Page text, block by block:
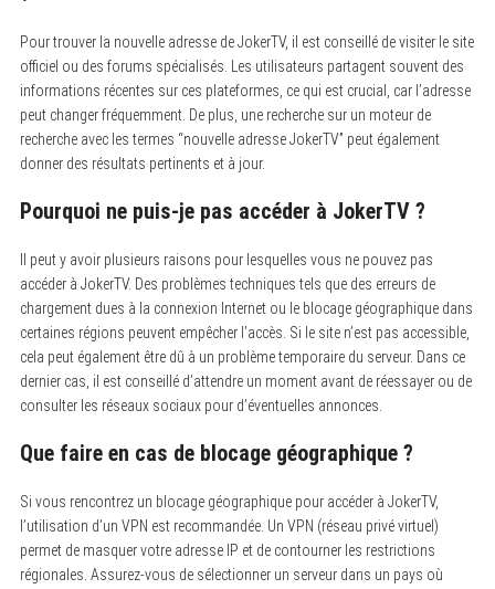
Pour trouver la nouvelle adresse de JokerTV, il est conseillé de visiter le site
officiel ou des forums spécialisés. Les utilisateurs partagent souvent des
informations récentes sur ces plateformes, ce qui est crucial, car l’adresse
peut changer fréquemment. De plus, une recherche sur un moteur de
recherche avec les termes “nouvelle adresse JokerTV” peut également
donner des résultats pertinents et à jour.
Pourquoi ne puis-je pas accéder à JokerTV ?
Il peut y avoir plusieurs raisons pour lesquelles vous ne pouvez pas
accéder à JokerTV. Des problèmes techniques tels que des erreurs de
chargement dues à la connexion Internet ou le blocage géographique dans
certaines régions peuvent empêcher l’accès. Si le site n’est pas accessible,
cela peut également être dû à un problème temporaire du serveur. Dans ce
dernier cas, il est conseillé d’attendre un moment avant de réessayer ou de
consulter les réseaux sociaux pour d’éventuelles annonces.
Que faire en cas de blocage géographique ?
Si vous rencontrez un blocage géographique pour accéder à JokerTV,
l’utilisation d’un VPN est recommandée. Un VPN (réseau privé virtuel)
permet de masquer votre adresse IP et de contourner les restrictions
régionales. Assurez-vous de sélectionner un serveur dans un pays où